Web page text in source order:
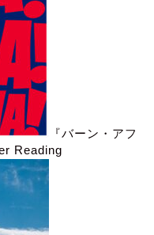
『バーン・アフ
Reading